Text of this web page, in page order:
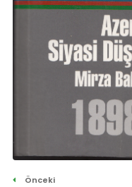
Önceki